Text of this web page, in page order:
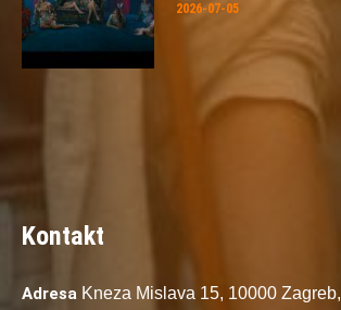
2026-07-05
Kontakt
Adresa Kneza Mislava 15, 10000 Zagreb,